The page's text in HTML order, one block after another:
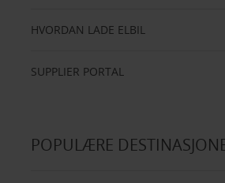
HVORDAN LADE ELBIL
SUPPLIER PORTAL
POPULÆRE